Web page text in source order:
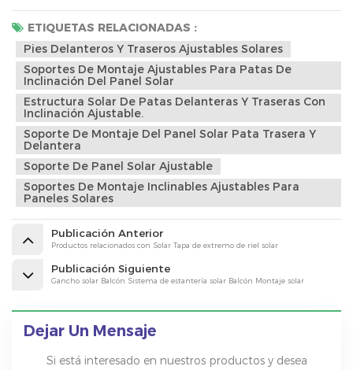
ETIQUETAS RELACIONADAS :
Pies Delanteros Y Traseros Ajustables Solares
Soportes De Montaje Ajustables Para Patas De
Inclinación Del Panel Solar
Estructura Solar De Patas Delanteras Y Traseras Con
Inclinación Ajustable.
Soporte De Montaje Del Panel Solar Pata Trasera Y
Delantera
Soporte De Panel Solar Ajustable
Soportes De Montaje Inclinables Ajustables Para
Paneles Solares
Publicación Anterior
Productos relacionados con Solar Tapa de extremo de riel solar
Publicación Siguiente
Gancho solar Balcón Sistema de estantería solar Balcón Montaje solar
Dejar Un Mensaje
Si está interesado en nuestros productos y desea